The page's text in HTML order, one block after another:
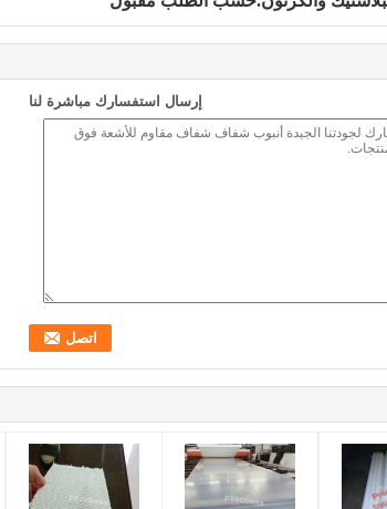
إرسال استفسارك مباشرة لنا